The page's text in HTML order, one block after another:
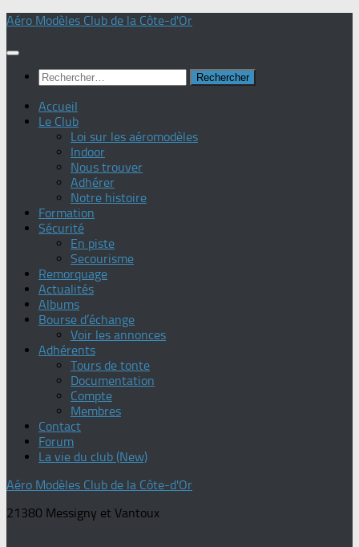
Skip
content
Aéro Modèles Club de la Côte-d'Or
Rechercher :
Accueil
Le Club
Loi sur les aéromodèles
Indoor
Nous trouver
Adhérer
Notre histoire
Formation
Sécurité
En piste
Secourisme
Remorquage
Actualités
Albums
Bourse d’échange
Voir les annonces
Adhérents
Tours de tonte
Documentation
Compte
Membres
Contact
Forum
La vie du club (New)
Aéro Modèles Club de la Côte-d'Or
21380 Messigny et Vantoux